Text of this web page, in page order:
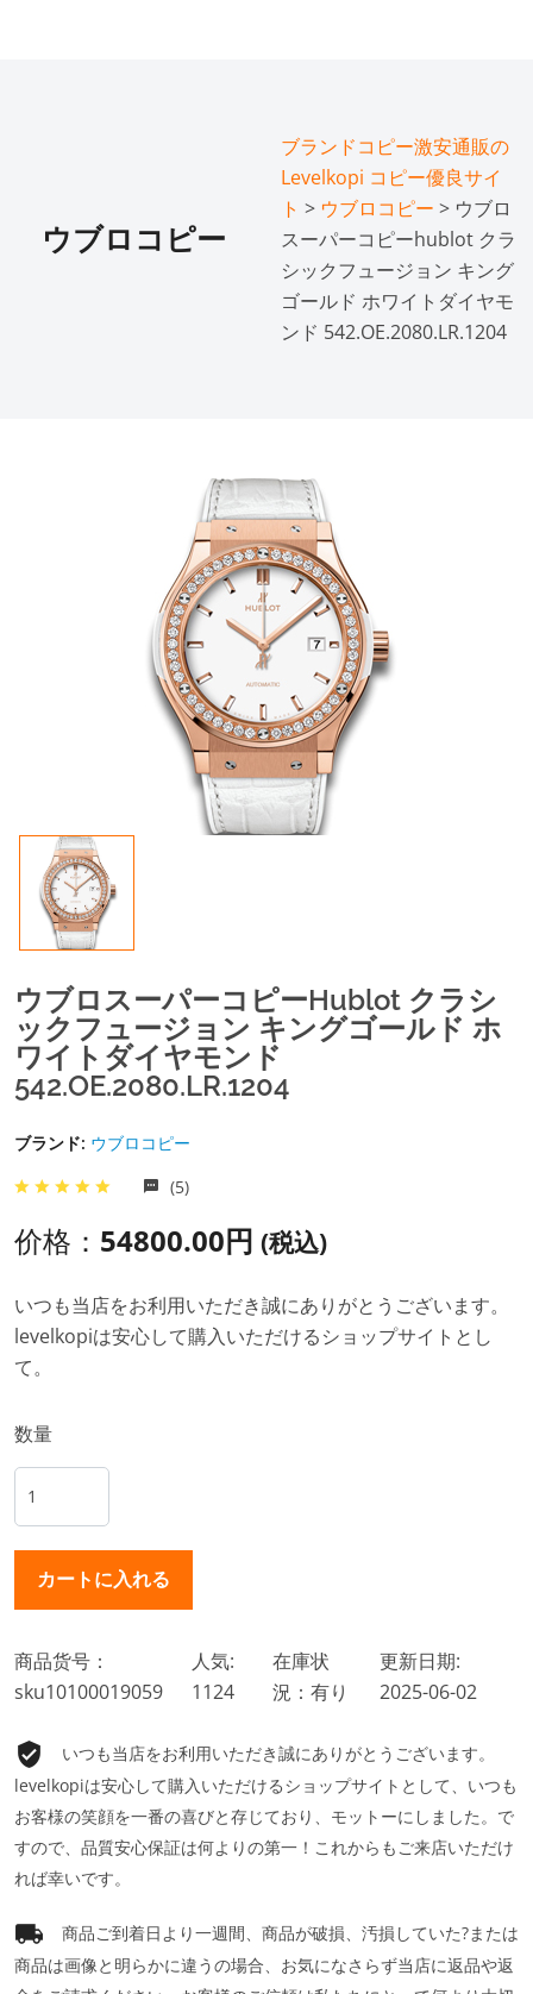
ウブロコピー
ブランドコピー激安通販の
Levelkopi コピー優良サイ
ト > ウブロコピー > ウブロ
スーパーコピーhublot クラ
シックフュージョン キング
ゴールド ホワイトダイヤモ
ンド 542.OE.2080.LR.1204
ウブロスーパーコピーhublot クラシ
ックフュージョン キングゴールド ホ
ワイトダイヤモンド
542.OE.2080.LR.1204
ブランド: ウブロコピー
(5)
价格： 54800.00円 (税込)
いつも当店をお利用いただき誠にありがとうございます。
levelkopiは安心して購入いただけるショップサイトとし
て。
数量
商品货号：
sku10100019059
人気:
1124
在庫状
況：有り
更新日期:
2025-06-02
いつも当店をお利用いただき誠にありがとうございます。
levelkopiは安心して購入いただけるショップサイトとして、いつも
お客様の笑顔を一番の喜びと存じており、モットーにしました。で
すので、品質安心保証は何よりの第一！これからもご来店いただけ
れば幸いです。
商品ご到着日より一週間、商品が破損、汚損していた?または
商品は画像と明らかに違うの場合、お気になさらず当店に返品や返